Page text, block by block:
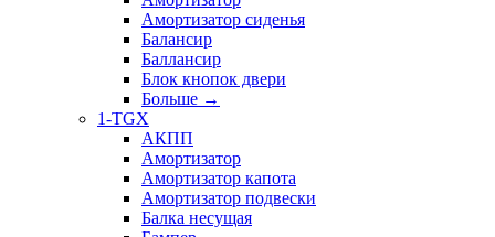
Амортизатор сиденья
Балансир
Баллансир
Блок кнопок двери
Больше →
1-TGX
АКПП
Амортизатор
Амортизатор капота
Амортизатор подвески
Балка несущая